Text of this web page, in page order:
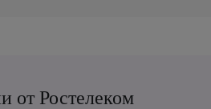
от Ростелеком